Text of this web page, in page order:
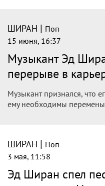
ШИРАН | Поп
15 июня, 16:37
Музыкант Эд
перерыве в
Музыкант признался, что
ему необходимы перемены
ШИРАН | Поп
3 мая, 11:58
Эд Ширан спел